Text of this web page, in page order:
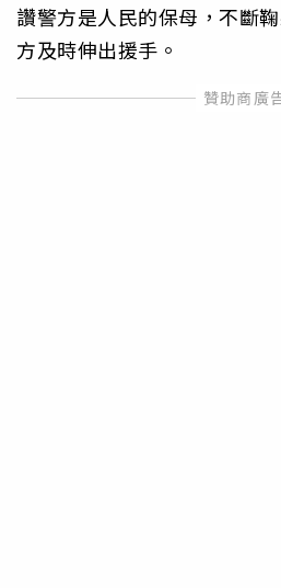
讚警方是人民的保母，不斷
方及時伸出援手。